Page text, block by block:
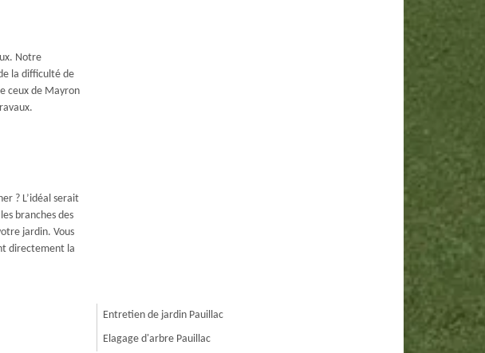
Notre
la difficulté de
ceux de Mayron
? L’idéal serait
branches des
jardin. Vous
directement la
Entretien de jardin Pauillac
Elagage d'arbre Pauillac